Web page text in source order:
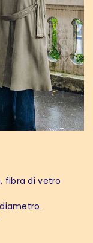
fibra di vetro